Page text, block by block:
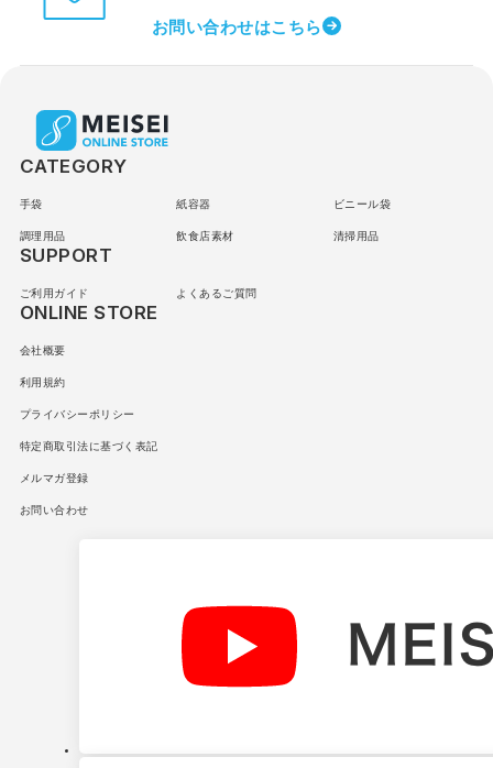
お問い合わせはこちら
CATEGORY
手袋 紙容器 ビニール袋
調理用品 飲食店素材 清掃用品
SUPPORT
ご利用ガイド よくあるご質問
ONLINE STORE
会社概要
利用規約
プライバシーポリシー
特定商取引法に基づく表記
メルマガ登録
お問い合わせ